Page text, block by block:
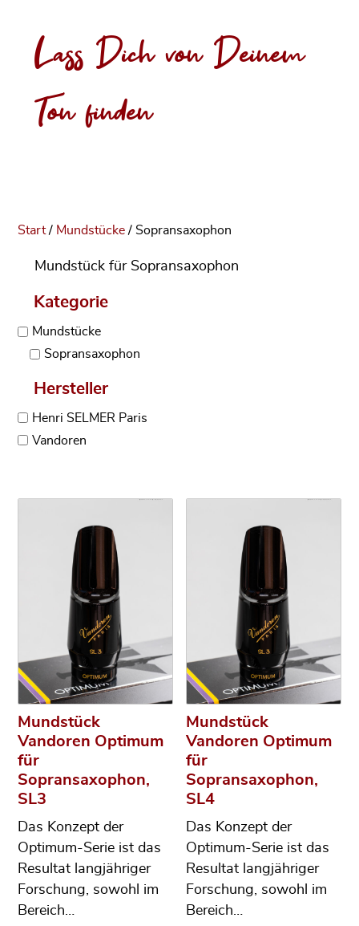
Lass Dich von Deinem
Ton finden
Start/ Mundstücke / Sopransaxophon
Mundstück für Sopransaxophon
Mundstück
Vandoren Optimum
für
Sopransaxophon,
SL3
Das Konzept der
Optimum-Serie ist das
Resultat langjähriger
Forschung, sowohl im
Bereich…
Mundstück
Vandoren Optimum
für
Sopransaxophon,
SL4
Das Konzept der
Optimum-Serie ist das
Resultat langjähriger
Forschung, sowohl im
Bereich…
Kategorie
Mundstücke
Sopransaxophon
Hersteller
Henri SELMER Paris
Vandoren